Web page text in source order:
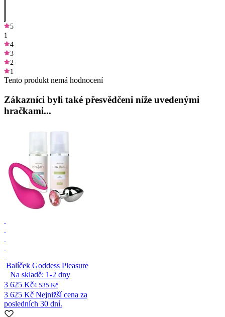
5
1
4
3
2
1
Tento produkt nemá hodnocení
Zákazníci byli také přesvědčeni níže uvedenými
hračkami...
Balíček Goddess Pleasure
Na skladě: 1-2 dny
3 625 Kč4 535 Kč
3 625 Kč Nejnižší cena za
posledních 30 dní.